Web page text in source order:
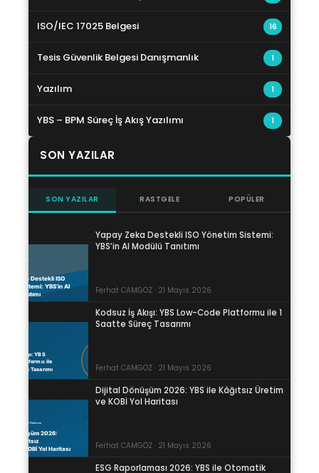
ISO/IEC 17025 Belgesi 16
Tesis Güvenlik Belgesi Danışmanlık 1
Yazılım 1
YBS – BPM Süreç İş Akış Yazılımı 1
SON YAZILAR
SON YAZILAR RASTGELE POPÜLER
Yapay Zeka Destekli ISO Yönetim Sistemi:
YBS’in AI Modülü Tanıtımı
Ferhat CAMGÖZ · 21 Mayıs 2026
Kodsuz İş Akışı: YBS Low-Code Platformu ile 1
Saatte Süreç Tasarımı
Ferhat CAMGÖZ · 21 Mayıs 2026
Dijital Dönüşüm 2026: YBS ile Kâğıtsız Üretim
ve KOBİ Yol Haritası
Ferhat CAMGÖZ · 21 Mayıs 2026
ESG Raporlaması 2026: YBS ile Otomatik